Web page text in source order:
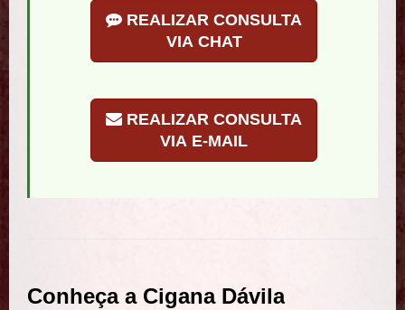
REALIZAR CONSULTA
VIA CHAT
REALIZAR CONSULTA
VIA E-MAIL
Conheça a Cigana Dávila